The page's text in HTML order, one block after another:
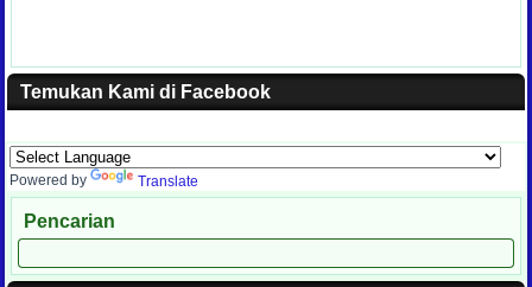
Temukan Kami di Facebook
Powered by Translate
Pencarian